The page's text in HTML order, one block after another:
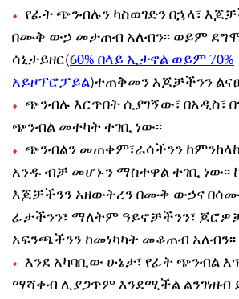
የፊት ጭንብሉን ካስወገድን በኋላ፣
በሙቅ ውኃ መታጠብ አለብን፡፡ ወይም
ሳኒታይዘር(60% በላይ ኢታኖል ወይም 70%
አይዞፕሮፓይል)ተጠቅመን እጆቻችንን
ጭንብሉ እርጥበት ሲያገኝው፣ በአዲስ፣
ጭንብል መተካት ተገቢ ነው፡፡
ጭንብልን መጠቀም፣ራሳችንን
አንዱ ብቻ መሆኑን ማስተዋል ተገቢ ነው፡፡
እጆቻችንን አዘውትረን በሙቅ ውኃና
ፊታችንን፣ ማለትም ዓይኖቻችንን፣
አፍንጫችንን ከመነካካት መቆጠብ አለብን፡፡
እንደ አካባቢው ሁኔታ፣ የፊት ጭንብል
ማሻቀብ ሊያጋጥም እንደሚችል ልንገነዘብ